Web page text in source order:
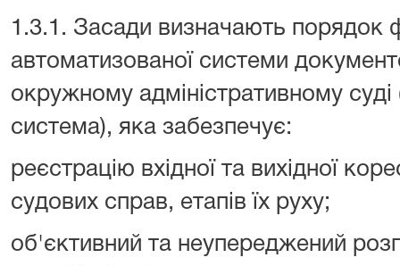
1.3.1. Засади визначають порядок
автоматизованої системи
окружному адміністративному суді
система), яка забезпечує:
реєстрацію вхідної та вихідної
судових справ, етапів їх руху;
об'єктивний та неупереджений